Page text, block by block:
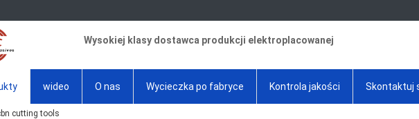
Wysokiej klasy dostawca produkcji elektroplacowanej
wideo O nas Wycieczka po fabryce Kontrola jakości Skontaktuj
cutting tools